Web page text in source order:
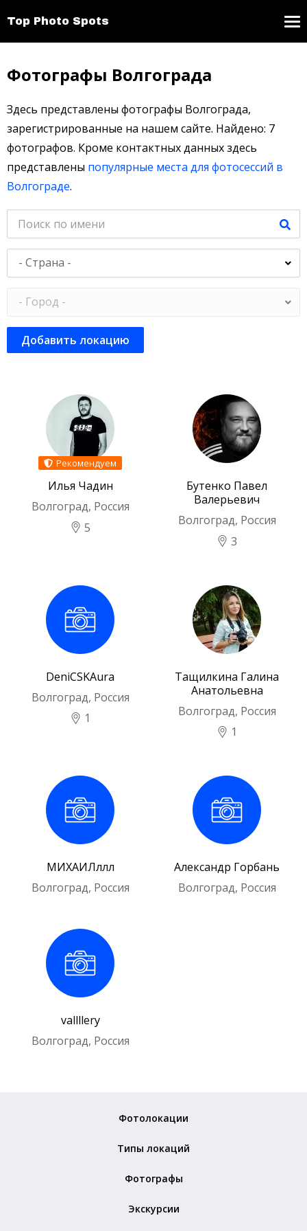
Top Photo Spots
Фотографы Волгограда
Здесь представлены фотографы Волгограда,
зарегистрированные на нашем сайте. Найдено: 7
фотографов. Кроме контактных данных здесь
представлены популярные места для фотосессий в
Волгограде.
Добавить локацию
Рекомендуем
Илья Чадин
Волгоград, Россия
5
Бутенко Павел
Валерьевич
Волгоград, Россия
3
DeniCSKAura
Волгоград, Россия
1
Тащилкина Галина
Анатольевна
Волгоград, Россия
1
МИХАИЛллл
Волгоград, Россия
Александр Горбань
Волгоград, Россия
vallllery
Волгоград, Россия
Фотолокации
Типы локаций
Фотографы
Экскурсии